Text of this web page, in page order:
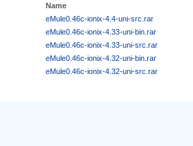
Name
eMule0.46c-ionix-4.4-uni-src.rar
eMule0.46c-ionix-4.33-uni-bin.rar
eMule0.46c-ionix-4.33-uni-src.rar
eMule0.46c-ionix-4.32-uni-bin.rar
eMule0.46c-ionix-4.32-uni-src.rar